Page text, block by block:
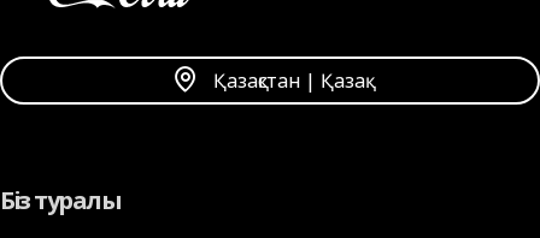
Қазақстан | Қазақ
Біз туралы